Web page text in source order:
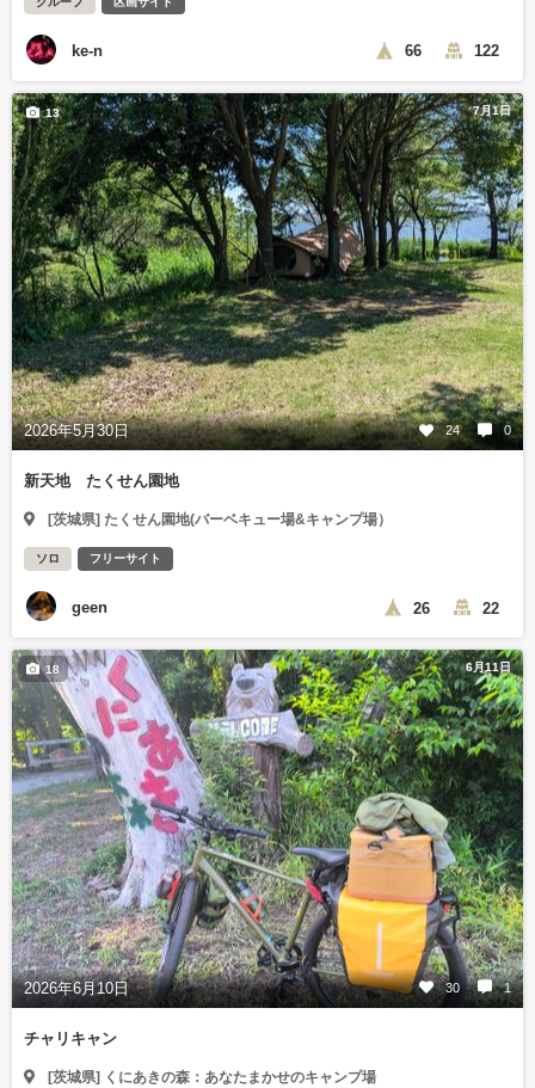
ke-n 66 122
7月1日
2026年5月30日 24 0
13
新天地 たくせん園地
[茨城県] たくせん園地(バーベキュー場&キャンプ場）
ソロ フリーサイト
geen 26 22
6月11日
2026年6月10日 30 1
18
チャリキャン
[茨城県] くにあきの森：あなたまかせのキャンプ場